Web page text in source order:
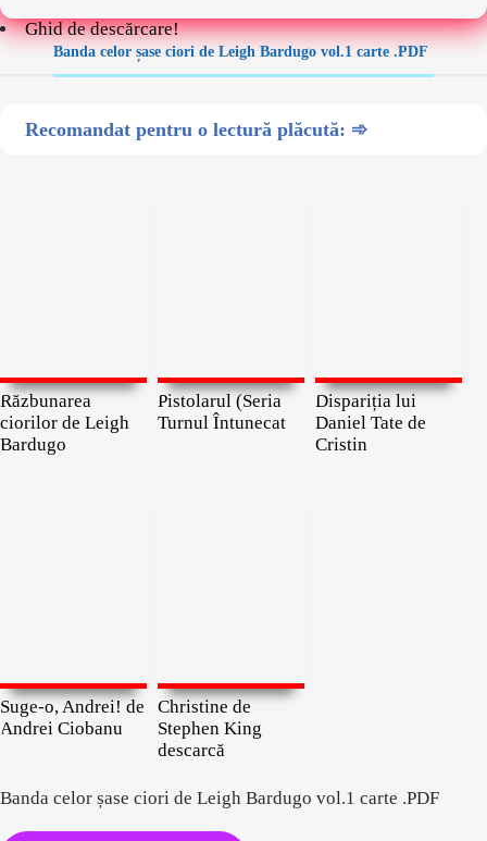
Ghid de descărcare!
Banda celor șase ciori de Leigh Bardugo vol.1 carte .PDF
Recomandat pentru o lectură plăcută: ➾
Răzbunarea
ciorilor de Leigh
Bardugo
Pistolarul (Seria
Turnul Întunecat
Dispariția lui
Daniel Tate de
Cristin
Suge-o, Andrei! de
Andrei Ciobanu
Christine de
Stephen King
descarcă
Banda celor șase ciori de Leigh Bardugo vol.1 carte .PDF